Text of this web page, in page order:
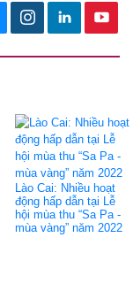
Lào Cai: Nhiều hoạt
động hấp dẫn tại Lễ
hội mùa thu “Sa Pa -
mùa vàng” năm 2022